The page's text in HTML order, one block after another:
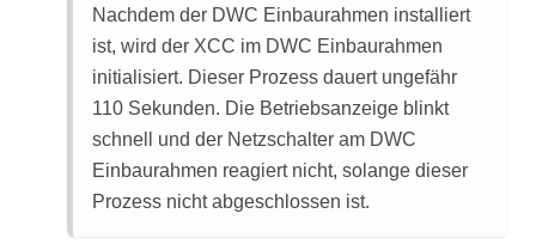
Nachdem der DWC Einbaurahmen installiert
ist, wird der XCC im DWC Einbaurahmen
initialisiert. Dieser Prozess dauert ungefähr
110 Sekunden. Die Betriebsanzeige blinkt
schnell und der Netzschalter am DWC
Einbaurahmen reagiert nicht, solange dieser
Prozess nicht abgeschlossen ist.